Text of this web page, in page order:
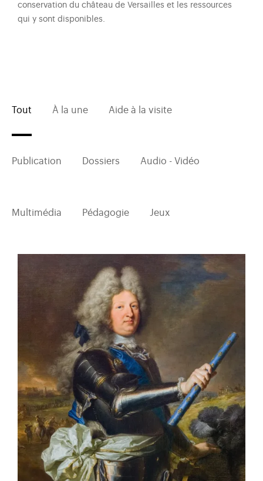
conservation du château de Versailles et les ressources
qui y sont disponibles.
Tout À la une Aide à la visite
Publication Dossiers Audio - Vidéo
Multimédia Pédagogie Jeux